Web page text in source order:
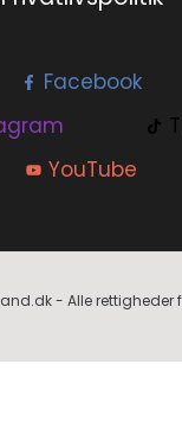
Facebook
YouTube
- Alle rettigheder